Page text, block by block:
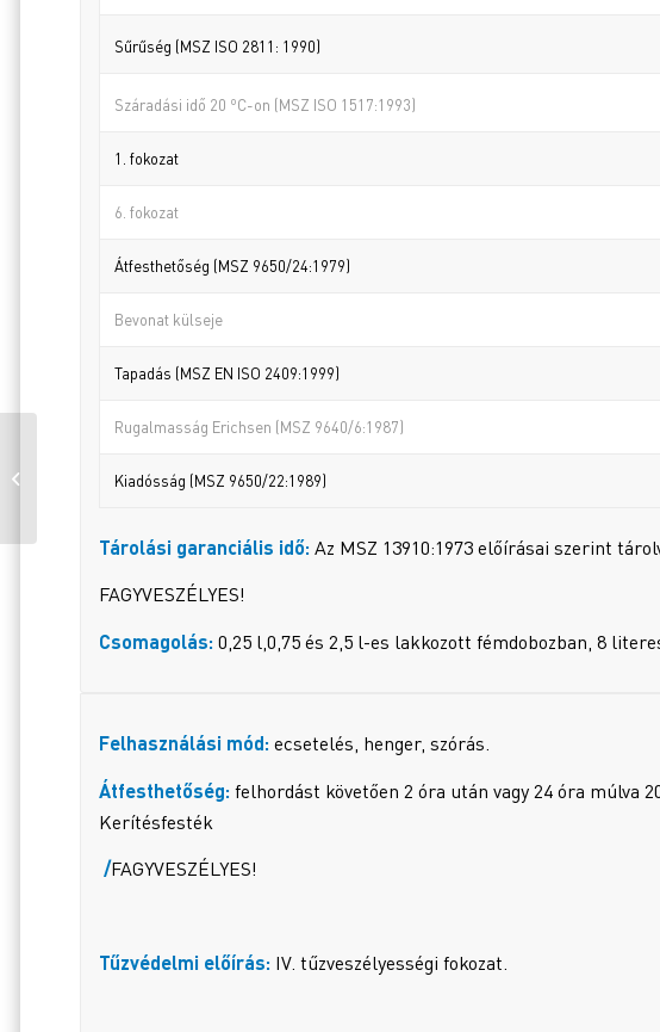
Sűrűség (MSZ ISO 2811: 1990)
Száradási idő 20 oC-on (MSZ ISO 1517:1993)
1. fokozat
6. fokozat
Átfesthetőség (MSZ 9650/24:1979)
Bevonat külseje
Tapadás (MSZ EN ISO 2409:1999)
Rugalmasság Erichsen (MSZ 9640/6:1987)
Kiadósság (MSZ 9650/22:1989)
Tárolási garanciális idő: Az MSZ 13910:1973 előírásai szerint
FAGYVESZÉLYES!
Csomagolás: 0,25 l,0,75 és 2,5 l-es lakkozott fémdobozban, 8
Felhasználási mód: ecsetelés, henger, szórás.
Átfesthetőség: felhordást követően 2 óra után vagy 24 óra múlva
Kerítésfesték
/FAGYVESZÉLYES!
Tűzvédelmi előírás: IV. tűzveszélyességi fokozat.
GRANULÁTUM ÉBEN 1